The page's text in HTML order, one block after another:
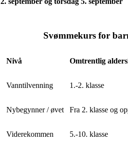
Svømmekurs for
Nivå Omtrentlig
Vanntilvenning 1.-2. klasse
Nybegynner / øvet Fra 2. klasse og
Viderekommen 5.-10. klasse